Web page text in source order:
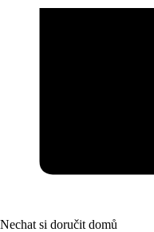
Nechat si doručit domů